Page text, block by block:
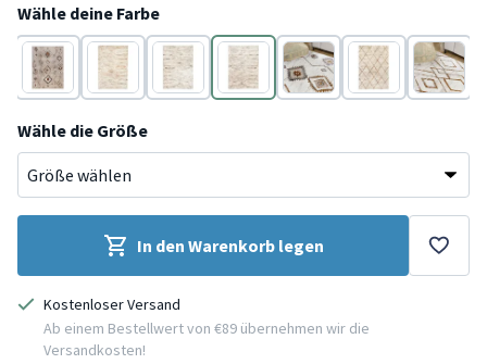
Wähle deine Farbe
Beige Creme Creme Creme Creme Creme
Creme
Wähle die Größe
In den Warenkorb legen
Kostenloser Versand
Ab einem Bestellwert von €89 übernehmen wir die
Versandkosten!